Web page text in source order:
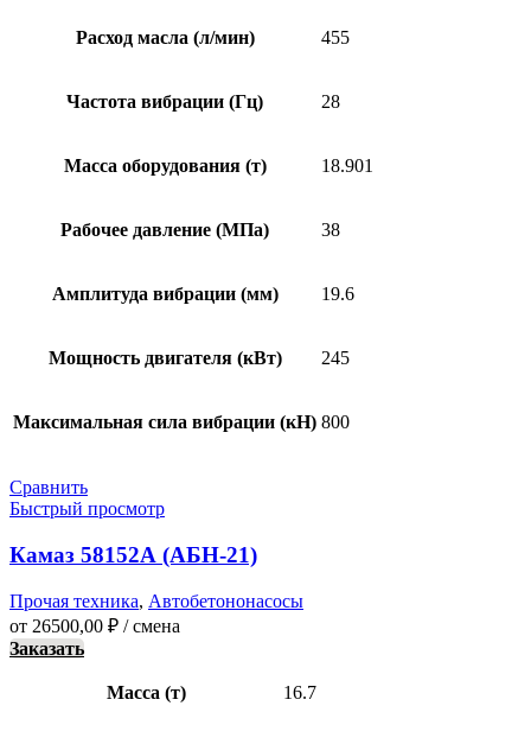
Расход масла (л/мин) 455
Частота вибрации (Гц) 28
Масса оборудования (т) 18.901
Рабочее давление (МПа) 38
Амплитуда вибрации (мм) 19.6
Мощность двигателя (кВт) 245
Максимальная сила вибрации (кН) 800
Сравнить
Быстрый просмотр
Камаз 58152А (АБН-21)
Прочая техника, Автобетононасосы
от 26500,00 ₽ / смена
Заказать
Масса (т) 16.7